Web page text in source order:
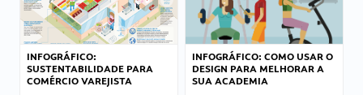
INFOGRÁFICO:
SUSTENTABILIDADE PARA
COMÉRCIO VAREJISTA
INFOGRÁFICO: COMO USAR O
DESIGN PARA MELHORAR A
SUA ACADEMIA